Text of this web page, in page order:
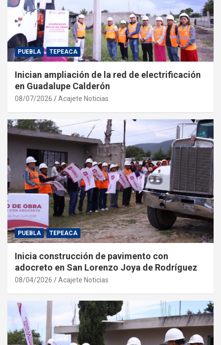
PUEBLA TEPEACA
Inician ampliación de la red de electrificación
en Guadalupe Calderón
08/07/2026 Acajete Noticias
PUEBLA TEPEACA
Inicia construcción de pavimento con
adocreto en San Lorenzo Joya de Rodríguez
08/04/2026 Acajete Noticias